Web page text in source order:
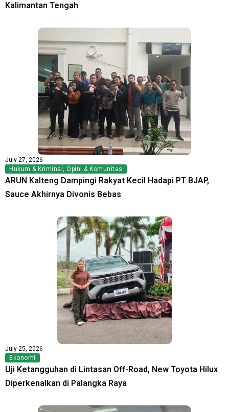
Kalimantan Tengah
July 27, 2026
Hukum & Kriminal , Opini & Komunitas
ARUN Kalteng Dampingi Rakyat Kecil Hadapi PT BJAP,
Sauce Akhirnya Divonis Bebas
July 25, 2026
Ekonomi
Uji Ketangguhan di Lintasan Off-Road, New Toyota Hilux
Diperkenalkan di Palangka Raya